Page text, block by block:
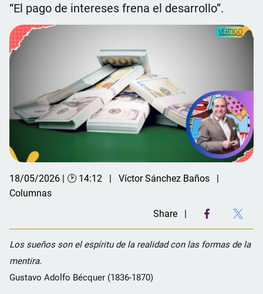
“El pago de intereses frena el desarrollo”.
18/05/2026 | 🕑 14:12
Víctor Sánchez Baños
Columnas
Share
Los sueños son el espíritu de la realidad con las formas de la
mentira.
Gustavo Adolfo Bécquer (1836-1870)